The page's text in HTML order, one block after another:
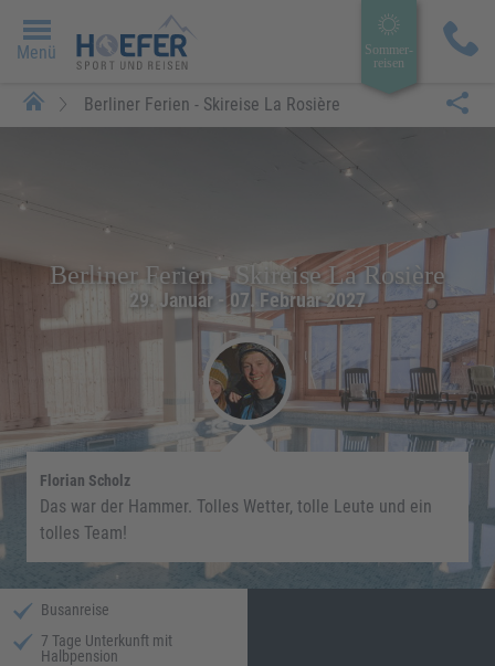
Menü
Sommer­
reisen
Berliner Ferien - Skireise La Rosière
Berliner Ferien - Skireise La Rosière
29. Januar - 07. Februar 2027
Florian Scholz
Das war der Hammer. Tolles Wetter, tolle Leute und ein
tolles Team!
Busanreise
7 Tage Unterkunft mit
Halbpension